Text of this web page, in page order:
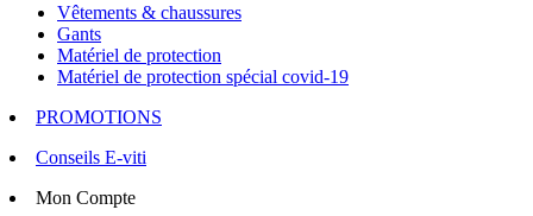
Vêtements & chaussures
Gants
Matériel de protection
Matériel de protection spécial covid-19
PROMOTIONS
Conseils E-viti
Mon Compte